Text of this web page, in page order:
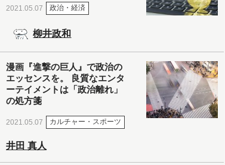
2021.05.07 政治・経済
柳井政和
漫画『進撃の巨人』で政治の
エッセンスを。 良質なエンタ
ーテイメントは「政治離れ」
の処方箋
2021.05.07 カルチャー・スポーツ
井田 真人